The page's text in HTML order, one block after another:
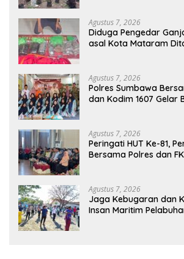
Agustus 7, 2026
Diduga Pengedar
asal Kota Mataram
Agustus 7, 2026
Polres Sumbawa
dan Kodim 1607 Gelar
Agustus 7, 2026
Peringati HUT Ke-81,
Bersama Polres dan
Agustus 7, 2026
Jaga Kebugaran dan
Insan Maritim